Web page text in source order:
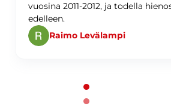
vuosina 2011-2012, ja todella
edelleen.
Raimo Levälampi